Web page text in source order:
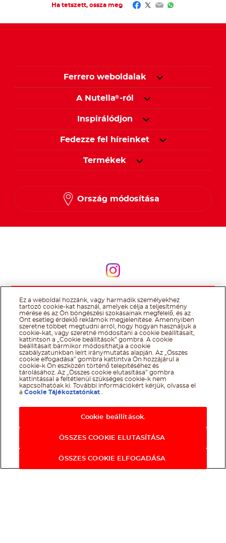
Ha tetszett, ossza meg Facebook
Twitter
EmailWhatsApp
Ferrero weboldalak
A Nutella®-ról
Inspirálódjon
Fedezze fel híreinket
Termékek
Ország módosítása
Kövessen
@Ferrero 2026 All rights reserved.
Nutella® cookie tájékoztató
Felhasználás Feltételei
Technikai információk Impresszum
Ferrero
adatkezelési tájékoztató
Ez a weboldal hozzánk, vagy harmadik személyekhez
tartozó cookie-kat használ, amelyek célja a teljesítmény
mérése és az Ön böngészési szokásainak megfelelő, és az
Önt esetleg érdeklő reklámok megjelenítése. Amennyiben
szeretne többet megtudni arról, hogy hogyan használjuk a
cookie-kat, vagy szeretné módosítani a cookie beállításait,
kattintson a „Cookie beállítások” gombra. A cookie
beállításait bármikor módosíthatja a cookie
szabályzatunkban leírt iránymutatás alapján. Az „Összes
cookie elfogadása” gombra kattintva Ön hozzájárul a
cookie-k Ön eszközén történő telepítéséhez és
tárolásához. Az „Összes cookie elutasítása” gombra
kattintással a feltétlenül szükséges cookie-k nem
kapcsolhatóak ki. További információkért kérjük, olvassa el
aCookie Tájékoztatónkat
Cookie beállítások.
ÖSSZES COOKIE ELUTASÍTÁSA
ÖSSZES COOKIE ELFOGADÁSA